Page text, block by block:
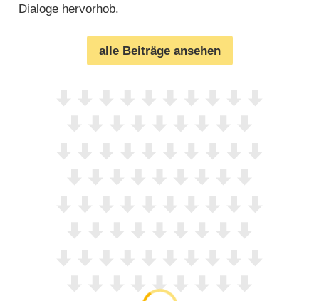
Dialoge hervorhob.
alle Beiträge ansehen